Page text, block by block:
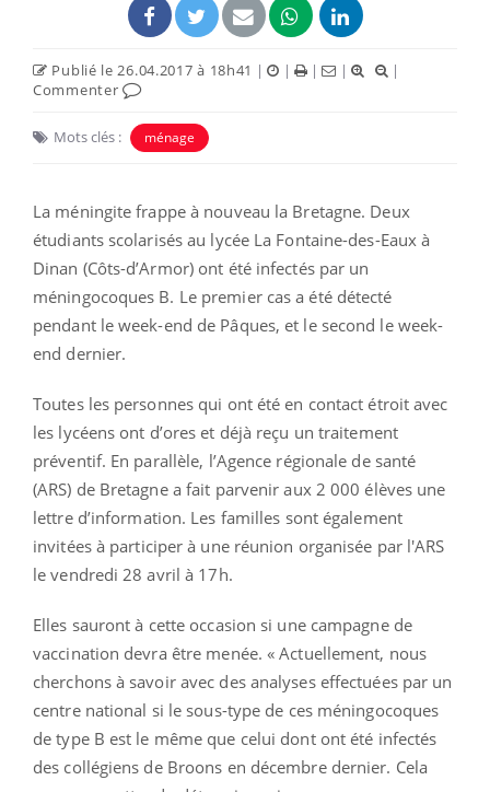
Publié le 26.04.2017 à 18h41 | | | |
|
Commenter
Mots clés : ménage
La méningite frappe à nouveau la Bretagne. Deux
étudiants scolarisés au lycée La Fontaine-des-Eaux à
Dinan (Côts-d’Armor) ont été infectés par un
méningocoques B. Le premier cas a été détecté
pendant le week-end de Pâques, et le second le week-
end dernier.
Toutes les personnes qui ont été en contact étroit avec
les lycéens ont d’ores et déjà reçu un traitement
préventif. En parallèle, l’Agence régionale de santé
(ARS) de Bretagne a fait parvenir aux 2 000 élèves une
lettre d’information. Les familles sont également
invitées à participer à une réunion organisée par l'ARS
le vendredi 28 avril à 17h.
Elles sauront à cette occasion si une campagne de
vaccination devra être menée. « Actuellement, nous
cherchons à savoir avec des analyses effectuées par un
centre national si le sous-type de ces méningocoques
de type B est le même que celui dont ont été infectés
des collégiens de Broons en décembre dernier. Cela